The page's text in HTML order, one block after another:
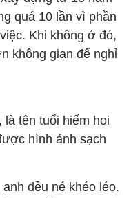
quá 10 lần vì phần
Khi không ở đó,
không gian để nghỉ
là tên tuổi hiếm hoi
hình ảnh sạch
đều né khéo léo.